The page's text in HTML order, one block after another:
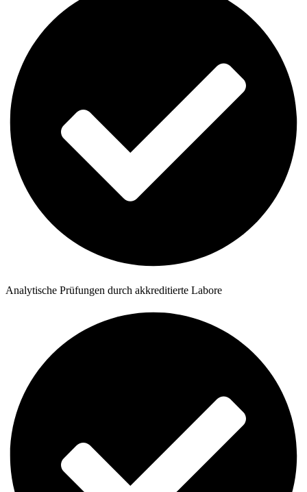
Analytische Prüfungen durch akkreditierte Labore